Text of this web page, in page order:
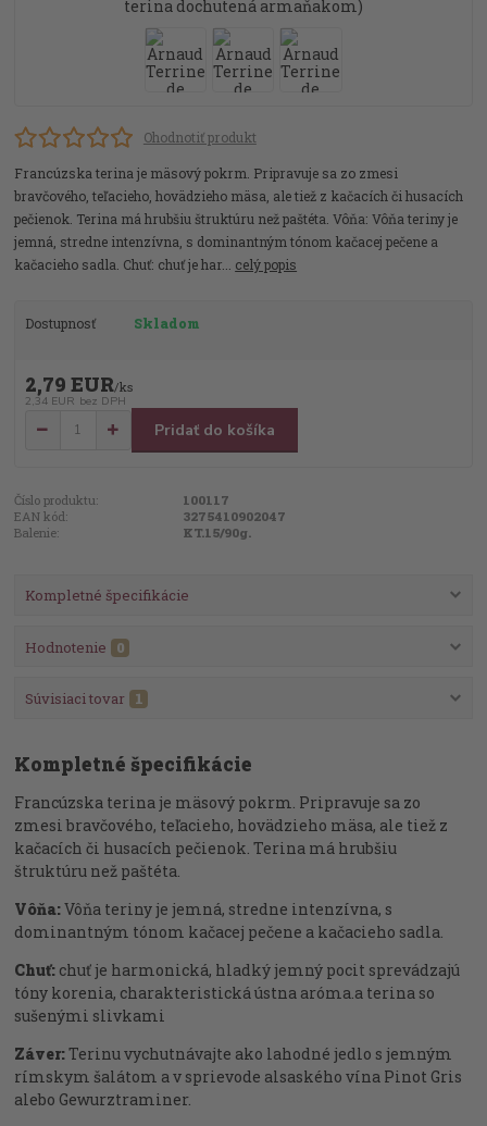
Ohodnotiť produkt
Francúzska terina je mäsový pokrm. Pripravuje sa zo zmesi
bravčového, teľacieho, hovädzieho mäsa, ale tiež z kačacích či husacích
pečienok. Terina má hrubšiu štruktúru než paštéta. Vôňa: Vôňa teriny je
jemná, stredne intenzívna, s dominantným tónom kačacej pečene a
kačacieho sadla. Chuť: chuť je har... celý popis
Dostupnosť Skladom
2,79 EUR/ks
2,34 EUR bez DPH
Pridať do košíka
Číslo produktu:
100117
EAN kód:
3275410902047
Balenie:
KT.15/90g.
Kompletné špecifikácie
Hodnotenie 0
Súvisiaci tovar 1
Kompletné špecifikácie
Francúzska terina je mäsový pokrm. Pripravuje sa zo
zmesi bravčového, teľacieho, hovädzieho mäsa, ale tiež z
kačacích či husacích pečienok. Terina má hrubšiu
štruktúru než paštéta.
Vôňa:Vôňa teriny je jemná, stredne intenzívna, s
dominantným tónom kačacej pečene a kačacieho sadla.
Chuť: chuť je harmonická, hladký jemný pocit sprevádzajú
tóny korenia, charakteristická ústna aróma.a terina so
sušenými slivkami
Záver:Terinu vychutnávajte ako lahodné jedlo s jemným
rímskym šalátom a v sprievode alsaského vína Pinot Gris
alebo Gewurztraminer.